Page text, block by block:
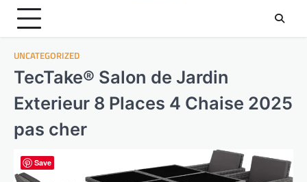
UNCATEGORIZED
TecTake® Salon de Jardin
Exterieur 8 Places 4 Chaise 2025
pas cher
Save